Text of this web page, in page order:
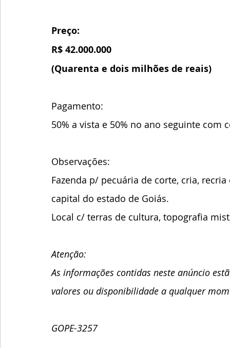
Preço:
R$ 42.000.000
(Quarenta e dois milhões de reais)
Pagamento:
50% a vista e 50% no ano seguinte com
Observações:
Fazenda p/ pecuária de corte, cria,
capital do estado de Goiás.
Local c/ terras de cultura, topografia
Atenção:
As informações contidas neste anúncio
valores ou disponibilidade a qualquer
GOPE-3257